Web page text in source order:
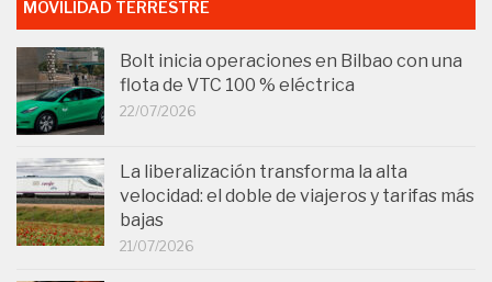
MOVILIDAD TERRESTRE
Bolt inicia operaciones en Bilbao con una
flota de VTC 100 % eléctrica
22/07/2026
La liberalización transforma la alta
velocidad: el doble de viajeros y tarifas más
bajas
21/07/2026